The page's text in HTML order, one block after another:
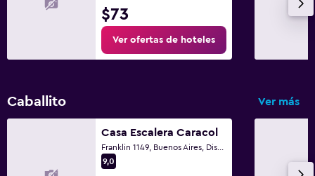
$73
Ver ofertas de hoteles
Caballito Ver más
Casa Escalera Caracol
9,0